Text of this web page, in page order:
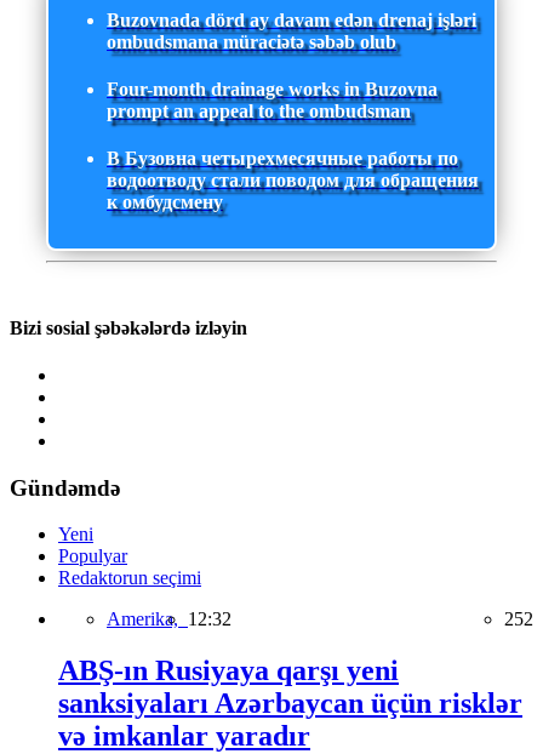
Buzovnada dörd ay davam edən drenaj işləri
ombudsmana müraciətə səbəb olub
Four-month drainage works in Buzovna
prompt an appeal to the ombudsman
В Бузовна четырехмесячные работы по
водоотводу стали поводом для обращения
к омбудсмену
Bizi sosial şəbəkələrdə izləyin
Gündəmdə
Yeni
Populyar
Redaktorun seçimi
Amerika, 12:32 252
ABŞ-ın Rusiyaya qarşı yeni
sanksiyaları Azərbaycan üçün risklər
və imkanlar yaradır